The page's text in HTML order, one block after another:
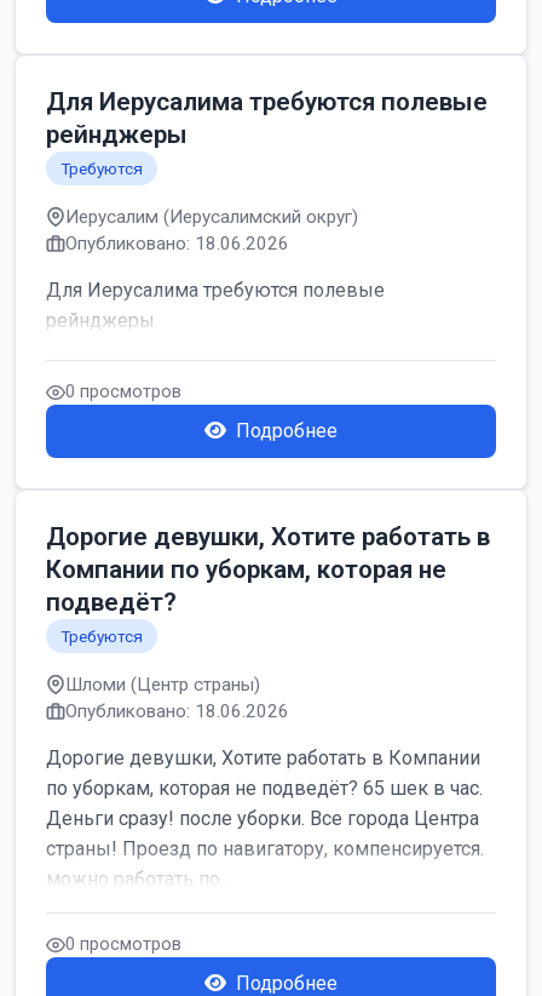
Для Иерусалима требуются полевые
рейнджеры
Требуются
Иерусалим (Иерусалимский округ)
Опубликовано: 18.06.2026
Для Иерусалима требуются полевые
рейнджеры
0 просмотров
Подробнее
Дорогие девушки, Хотите работать в
Компании по уборкам, которая не
подведёт?
Требуются
Шломи (Центр страны)
Опубликовано: 18.06.2026
Дорогие девушки, Хотите работать в Компании
по уборкам, которая не подведёт? 65 шек в час.
Деньги сразу! после уборки. Все города Центра
страны! Проезд по навигатору, компенсируется.
можно работать по...
0 просмотров
Подробнее